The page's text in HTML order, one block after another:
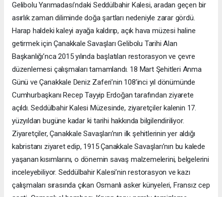
Gelibolu Yarımadası’ndaki Seddülbahir Kalesi, aradan geçen bir
asırlık zaman diliminde doğa şartları nedeniyle zarar gördü.
Harap haldeki kaleyi ayağa kaldırıp, açık hava müzesi haline
getirmek için Çanakkale Savaşları Gelibolu Tarihi Alan
Başkanlığı’nca 2015 yılında başlatılan restorasyon ve çevre
düzenlemesi çalışmaları tamamlandı. 18 Mart Şehitleri Anma
Günü ve Çanakkale Deniz Zaferi’nin 108’inci yıl dönümünde
Cumhurbaşkanı Recep Tayyip Erdoğan tarafından ziyarete
açıldı. Seddülbahir Kalesi Müzesinde, ziyaretçiler kalenin 17.
yüzyıldan bugüne kadar ki tarihi hakkında bilgilendiriliyor.
Ziyaretçiler, Çanakkale Savaşları’nın ilk şehitlerinin yer aldığı
kabristanı ziyaret edip, 1915 Çanakkale Savaşları’nın bu kalede
yaşanan kısımlarını, o dönemin savaş malzemelerini, belgelerini
inceleyebiliyor. Seddülbahir Kalesi’nin restorasyon ve kazı
çalışmaları sırasında çıkan Osmanlı asker künyeleri, Fransız cep